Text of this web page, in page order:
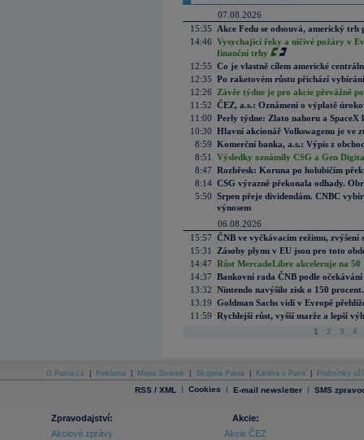
07.08.2026
15:35
Akce Fedu se odsouvá, americký
14:46 Vysychající řeky a ničivé požáry v
finanční trhy
12:55 Co je vlastně cílem americké
12:35 Po raketovém růstu přichází
12:26
Závěr týdne je pro akcie převážně
11:52 ČEZ, a.s.: Oznámení o výplatě
11:00 Perly týdne: Zlato nahoru a SpaceX
10:30 Hlavní akcionář Volkswagenu je ve
8:59 Komerční banka, a.s.: Výpis z
8:51
Výsledky oznámily CSG a Gen
8:47 Rozbřesk: Koruna po holubičím
8:14 CSG výrazně překonala odhady.
5:50 Srpen přeje dividendám. CNBC
výnosem
06.08.2026
15:57 ČNB ve vyčkávacím režimu, zvýšení
15:31
Zásoby plynu v EU jsou pro toto
14:47 Růst MercadoLibre akceleruje na
14:37 Bankovní rada ČNB podle
13:32 Nintendo navýšilo zisk o 150
13:19 Goldman Sachs vidí v Evropě
11:59 Rychlejší růst, vyšší marže a lepší
1 2 3 4
O Patria.cz Reklama Mapa Stránek Skupina Patria Kariéra v Patrii Podmínky
RSS / XML | Cookies | E-mail newsletter | SMS
Zpravodajství:
Akciové zprávy
Akcie:
Akcie ČEZ